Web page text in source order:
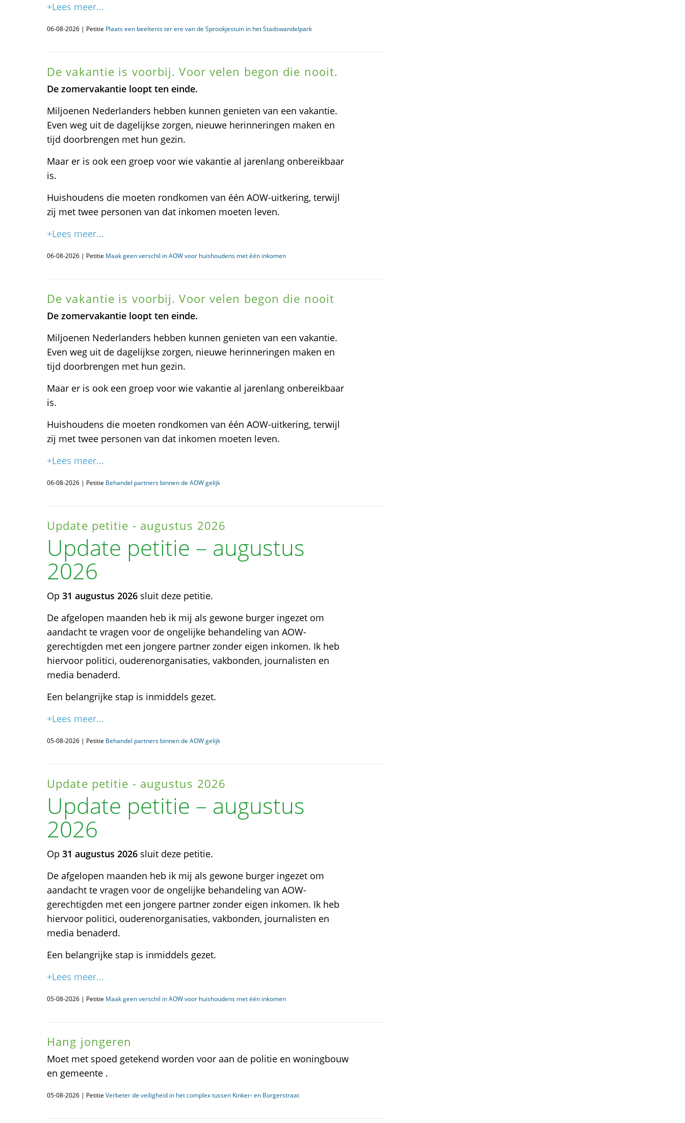
+Lees meer...
06-08-2026 | Petitie Plaats een beeltenis ter ere van de Sprookjestuin in het Stadswandelpark
De vakantie is voorbij. Voor velen begon die nooit.
De zomervakantie loopt ten einde.
Miljoenen Nederlanders hebben kunnen genieten van een vakantie.
Even weg uit de dagelijkse zorgen, nieuwe herinneringen maken en
tijd doorbrengen met hun gezin.
Maar er is ook een groep voor wie vakantie al jarenlang onbereikbaar
is.
Huishoudens die moeten rondkomen van één AOW-uitkering, terwijl
zij met twee personen van dat inkomen moeten leven.
+Lees meer...
06-08-2026 | Petitie Maak geen verschil in AOW voor huishoudens met één inkomen
De vakantie is voorbij. Voor velen begon die nooit
De zomervakantie loopt ten einde.
Miljoenen Nederlanders hebben kunnen genieten van een vakantie.
Even weg uit de dagelijkse zorgen, nieuwe herinneringen maken en
tijd doorbrengen met hun gezin.
Maar er is ook een groep voor wie vakantie al jarenlang onbereikbaar
is.
Huishoudens die moeten rondkomen van één AOW-uitkering, terwijl
zij met twee personen van dat inkomen moeten leven.
+Lees meer...
06-08-2026 | Petitie Behandel partners binnen de AOW gelijk
Update petitie - augustus 2026
Update petitie – augustus
2026
Op 31 augustus 2026 sluit deze petitie.
De afgelopen maanden heb ik mij als gewone burger ingezet om
aandacht te vragen voor de ongelijke behandeling van AOW-
gerechtigden met een jongere partner zonder eigen inkomen. Ik heb
hiervoor politici, ouderenorganisaties, vakbonden, journalisten en
media benaderd.
Een belangrijke stap is inmiddels gezet.
+Lees meer...
05-08-2026 | Petitie Behandel partners binnen de AOW gelijk
Update petitie - augustus 2026
Update petitie – augustus
2026
Op 31 augustus 2026 sluit deze petitie.
De afgelopen maanden heb ik mij als gewone burger ingezet om
aandacht te vragen voor de ongelijke behandeling van AOW-
gerechtigden met een jongere partner zonder eigen inkomen. Ik heb
hiervoor politici, ouderenorganisaties, vakbonden, journalisten en
media benaderd.
Een belangrijke stap is inmiddels gezet.
+Lees meer...
05-08-2026 | Petitie Maak geen verschil in AOW voor huishoudens met één inkomen
Hang jongeren
Moet met spoed getekend worden voor aan de politie en woningbouw
en gemeente .
05-08-2026 | Petitie Verbeter de veiligheid in het complex tussen Kinker- en Borgerstraat